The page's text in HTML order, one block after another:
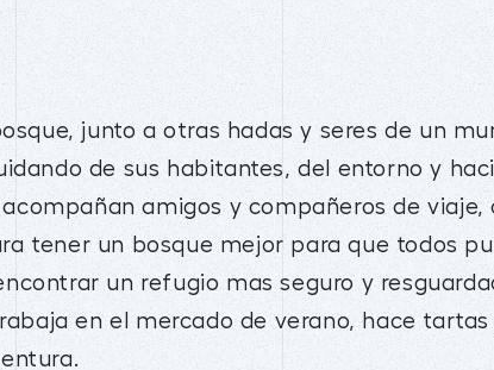
junto a otras hadas y seres de un
de sus habitantes, del entorno y
amigos y compañeros de viaje,
tener un bosque mejor para que todos
un refugio mas seguro y
en el mercado de verano, hace tartas